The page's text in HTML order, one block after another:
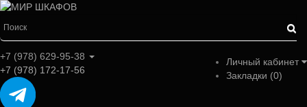
Личный кабинет
Закладки (0)
+7 (978) 629-95-38
+7 (978) 172-17-56